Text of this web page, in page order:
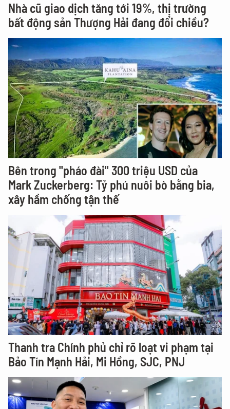
Nhà cũ giao dịch tăng tới 19%, thị trường
bất động sản Thượng Hải đang đổi chiều?
Bên trong "pháo đài" 300 triệu USD của
Mark Zuckerberg: Tỷ phú nuôi bò bằng bia,
xây hầm chống tận thế
Thanh tra Chính phủ chỉ rõ loạt vi phạm tại
Bảo Tín Mạnh Hải, Mi Hồng, SJC, PNJ